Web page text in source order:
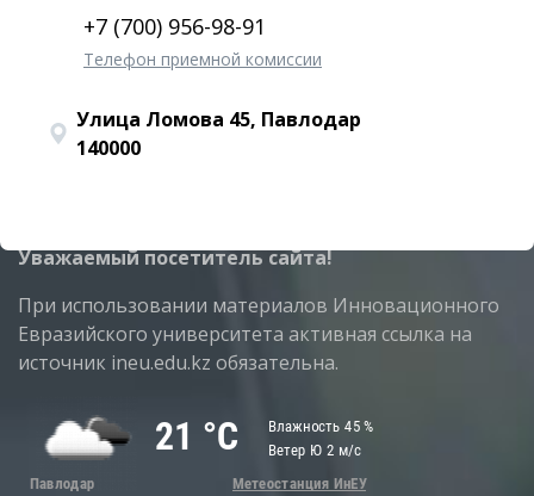
+7 (700) 956-98-91
Телефон приемной комиссии
Улица Ломова 45, Павлодар
140000
Уважаемый посетитель сайта!
При использовании материалов Инновационного
Евразийского университета активная ссылка на
источник ineu.edu.kz обязательна.